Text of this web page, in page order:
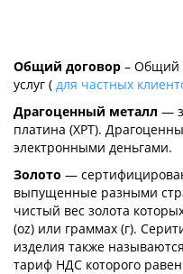
Общий договор – Общий
услуг ( для частных
Драгоценный металл —
платина (XPT).
электронными деньгами.
Золото —
выпущенные разными
чистый вес золота
(oz) или граммах (г).
изделия также
тариф НДС которого